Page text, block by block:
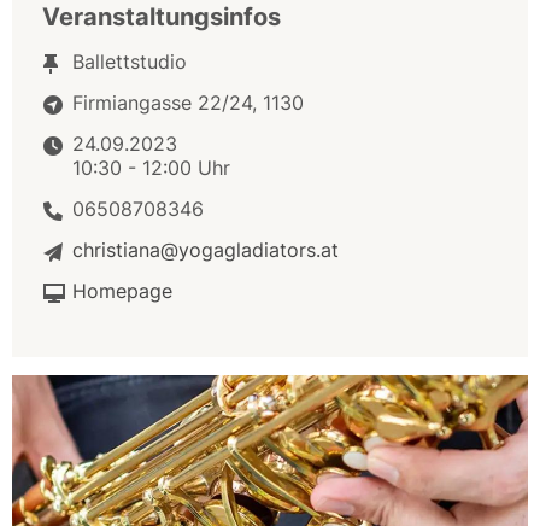
Veranstaltungsinfos
Ballettstudio
Firmiangasse 22/24, 1130
24.09.2023
10:30 - 12:00 Uhr
06508708346
christiana@yogagladiators.at
Homepage